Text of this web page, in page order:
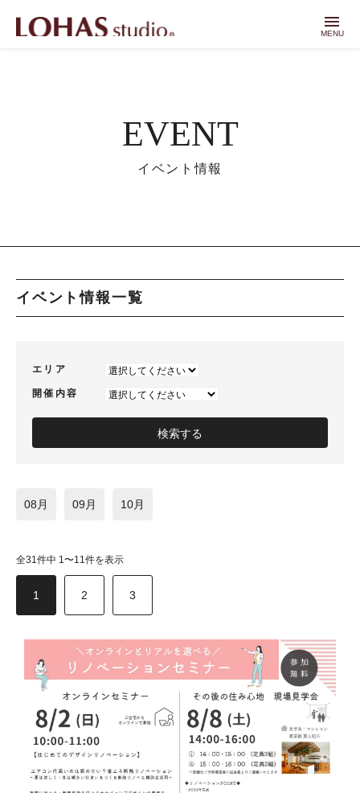
menu
MENU
EVENT
イベント情報
イベント情報一覧
エリア
開催内容
08月 09月 10月
全31件中 1〜11件を表示
1 2 3